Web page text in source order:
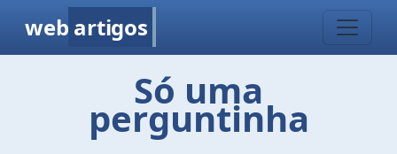
web artigos
Só uma
perguntinha